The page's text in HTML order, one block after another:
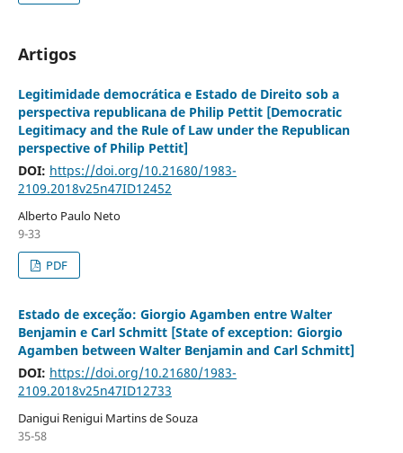
Artigos
Legitimidade democrática e Estado de Direito sob a
perspectiva republicana de Philip Pettit [Democratic
Legitimacy and the Rule of Law under the Republican
perspective of Philip Pettit]
DOI: https://doi.org/10.21680/1983-
2109.2018v25n47ID12452
Alberto Paulo Neto
9-33
PDF
Estado de exceção: Giorgio Agamben entre Walter
Benjamin e Carl Schmitt [State of exception: Giorgio
Agamben between Walter Benjamin and Carl Schmitt]
DOI: https://doi.org/10.21680/1983-
2109.2018v25n47ID12733
Danigui Renigui Martins de Souza
35-58